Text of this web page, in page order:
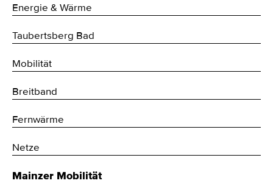
Energie & Wärme
Taubertsberg Bad
Mobilität
Breitband
Fernwärme
Netze
Mainzer Mobilität